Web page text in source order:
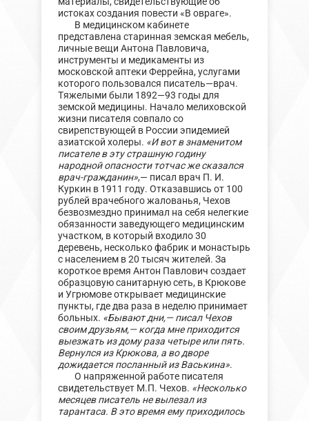
истоках создания повести «В овраге».
В медицинском кабинете
представлена старинная земская мебель,
личные вещи Антона Павловича,
инструменты и медикаменты из
московской аптеки Феррейна, услугами
которого пользовался писатель—врач.
Тяжелыми были 1892—93 годы для
земской медицины. Начало мелиховской
жизни писателя совпало со
свирепствующей в России эпидемией
азиатской холеры. «И вот в знаменитом
писателе в эту страшную годину
народной опасности тотчас же сказался
врач-гражданин»,— писал врач П. И.
Куркин в 1911 году. Отказавшись от 100
рублей врачебного жалованья, Чехов
безвозмездно принимал на себя нелегкие
обязанности заведующего медицинским
участком, в который входило 30
деревень, несколько фабрик и монастырь
с населением в 20 тысяч жителей. За
короткое время Антон Павлович создает
образцовую санитарную сеть, в Крюкове
и Угрюмове открывает медицинские
пункты, где два раза в неделю принимает
больных. «Бывают дни,— писал Чехов
своим друзьям,— когда мне приходится
выезжать из дому раза четыре или пять.
Вернулся из Крюкова, а во дворе
дожидается посланный из Васькина».
О напряженной работе писателя
свидетельствует М.П. Чехов. «Несколько
месяцев писатель не вылезал из
тарантаса. В это время ему приходилось